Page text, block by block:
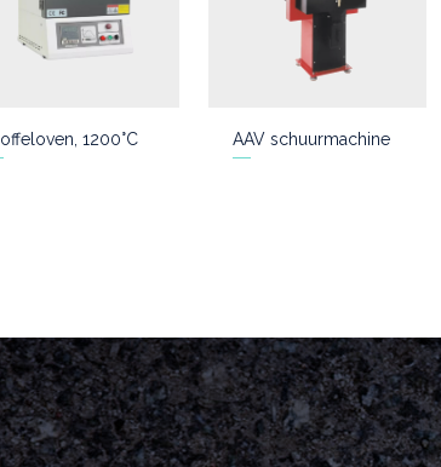
1200°C AAV schuurmachine